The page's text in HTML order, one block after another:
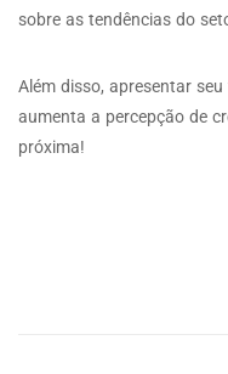
sobre as tendências do
Além disso, apresentar
aumenta a percepção de
próxima!